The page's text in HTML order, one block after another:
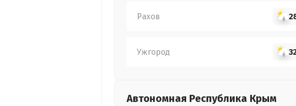
Рахов
Ужгород
Автономная Республика Крым